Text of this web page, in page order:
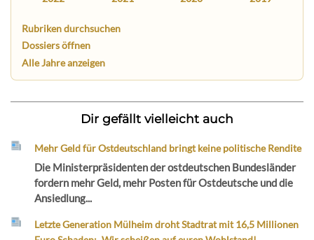
Rubriken durchsuchen
Dossiers öffnen
Alle Jahre anzeigen
Dir gefällt vielleicht auch
Mehr Geld für Ostdeutschland bringt keine politische Rendite
Die Ministerpräsidenten der ostdeutschen Bundesländer
fordern mehr Geld, mehr Posten für Ostdeutsche und die
Ansiedlung...
Letzte Generation Mülheim droht Stadtrat mit 16,5 Millionen